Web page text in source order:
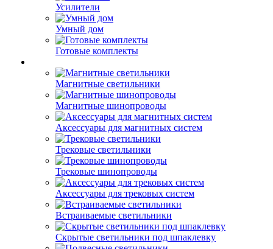
Усилители
Умный дом
Готовые комплекты
Магнитные светильники
Магнитные шинопроводы
Аксессуары для магнитных систем
Трековые светильники
Трековые шинопроводы
Аксессуары для трековых систем
Встраиваемые светильники
Скрытые светильники под шпаклевку